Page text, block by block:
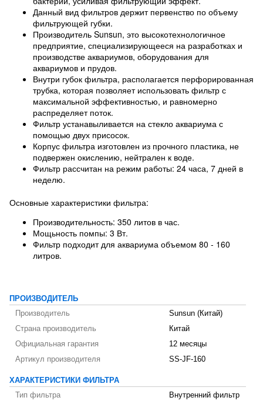
Данный вид фильтров держит первенство по объему
фильтрующей губки.
Производитель Sunsun, это высокотехнологичное
предприятие, специализирующееся на разработках и
производстве аквариумов, оборудования для
аквариумов и прудов.
Внутри губок фильтра, располагается перфорированная
трубка, которая позволяет использовать фильтр с
максимальной эффективностью, и равномерно
распределяет поток.
Фильтр устанавыливается на стекло аквариума с
помощью двух присосок.
Корпус фильтра изготовлен из прочного пластика, не
подвержен окислению, нейтрален к воде.
Фильтр рассчитан на режим работы: 24 часа, 7 дней в
неделю.
Основные характеристики фильтра:
Производительность: 350 литов в час.
Мощьность помпы: 3 Вт.
Фильтр подходит для аквариума объемом 80 - 160
литров.
ПРОИЗВОДИТЕЛЬ
Производитель
Sunsun (Китай)
Страна производитель
Китай
Официальная гарантия
12 месяцы
Артикул производителя
SS-JF-160
ХАРАКТЕРИСТИКИ ФИЛЬТРА
Тип фильтра
Внутренний фильтр